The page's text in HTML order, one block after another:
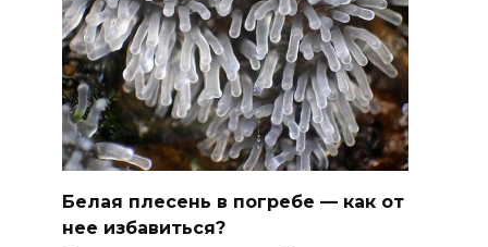
Белая плесень в погребе — как от
нее избавиться?